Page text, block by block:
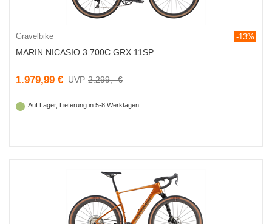
Gravelbike -13%
MARIN NICASIO 3 700C GRX 11SP
1.979,99 € 2.299,- €
Auf Lager, Lieferung in 5-8 Werktagen